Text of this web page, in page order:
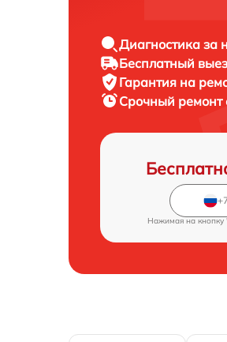
Диагностика за
Бесплатный
Гарантия на
Срочный ремонт
Нажимая на кнопку